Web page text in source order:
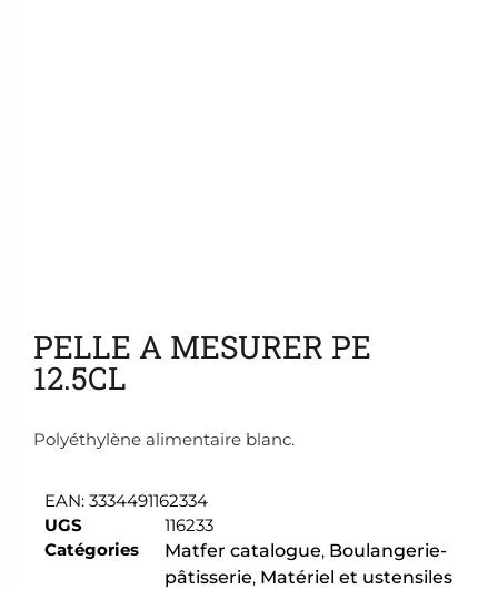
PELLE A MESURER PE
12.5CL
Polyéthylène alimentaire blanc.
EAN: 3334491162334
UGS
116233
Catégories
Matfer catalogue, Boulangerie-
pâtisserie, Matériel et ustensiles